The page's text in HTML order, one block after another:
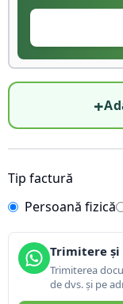
+
Tip factură
Persoană fizică
Trimitere și
Trimiterea
de dvs. și pe